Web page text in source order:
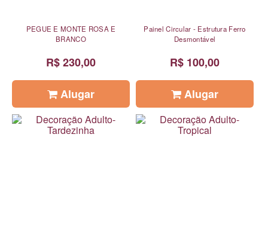
PEGUE E MONTE ROSA E
BRANCO
R$ 230,00
Alugar
Painel Circular - Estrutura Ferro
Desmontável
R$ 100,00
Alugar